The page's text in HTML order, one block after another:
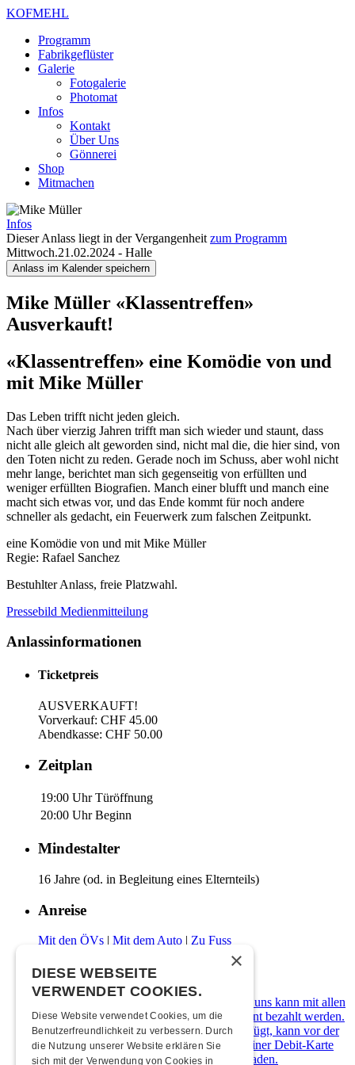
KOFMEHL
Programm
Fabrikgeflüster
Galerie
Fotogalerie
Photomat
Infos
Kontakt
Über Uns
Gönnerei
Shop
Mitmachen
Infos
Dieser Anlass liegt in der Vergangenheit zum Programm
Mittwoch.21.02.2024 - Halle
Anlass im Kalender speichern
Mike Müller «Klassentreffen»
Ausverkauft!
«Klassentreffen» eine Komödie von und
mit Mike Müller
Das Leben trifft nicht jeden gleich.
Nach über vierzig Jahren trifft man sich wieder und staunt, dass
nicht alle gleich alt geworden sind, nicht mal die, die hier sind, von
den Toten nicht zu reden. Gerade noch im Schuss, aber wohl nicht
mehr lange, berichtet man sich gegenseitig von erfüllten und
weniger erfüllten Biografien. Manch einer blufft und manch eine
macht sich etwas vor, und das Ende kommt für noch andere
schneller als gedacht, ein Feuerwerk zum falschen Zeitpunkt.
eine Komödie von und mit Mike Müller
Regie: Rafael Sanchez
Bestuhlter Anlass, freie Platzwahl.
Pressebild Medienmitteilung
Anlassinformationen
Ticketpreis
AUSVERKAUFT!
Vorverkauf: CHF 45.00
Abendkasse: CHF 50.00
Zeitplan
19:00 Uhr Türöffnung
20:00 Uhr Beginn
Mindestalter
16 Jahre (od. in Begleitung eines Elternteils)
Anreise
Mit den ÖVs | Mit dem Auto | Zu Fuss
Zahlungsarten
Die Kulturfabrik Kofmehl ist cashfree. Bei uns kann mit allen
gängigen Debit- & Kreditkarten sowie Twint bezahlt werden.
Wer über kein digitales Zahlungsmittel verfügt, kann vor der
Abendkasse ein Kofmehl-Wallet in Form einer Debit-Karte
kostenlos beziehen und diese mit Bargeld laden.
×
DIESE WEBSEITE
VERWENDET COOKIES.
Diese Website verwendet Cookies, um die
Benutzerfreundlichkeit zu verbessern. Durch
die Nutzung unserer Website erklären Sie
sich mit der Verwendung von Cookies in